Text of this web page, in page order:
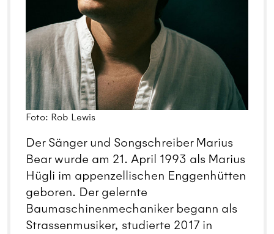
Foto: Rob Lewis
Der Sänger und Songschreiber Marius
Bear wurde am 21. April 1993 als Marius
Hügli im appenzellischen Enggenhütten
geboren. Der gelernte
Baumaschinenmechaniker begann als
Strassenmusiker, studierte 2017 in